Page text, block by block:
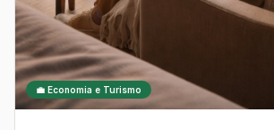
💼 Economia e Turismo